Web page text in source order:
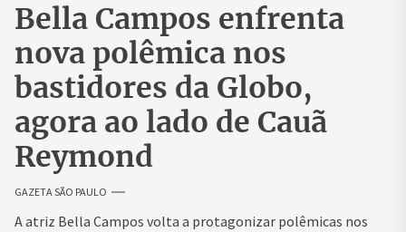
Bella Campos enfrenta
nova polêmica nos
bastidores da Globo,
agora ao lado de Cauã
Reymond
GAZETA SÃO PAULO
A atriz Bella Campos volta a protagonizar polêmicas nos